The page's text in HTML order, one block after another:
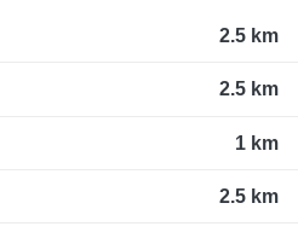
2.5 km
2.5 km
1 km
2.5 km